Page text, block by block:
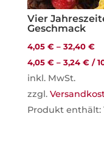
Vier
Geschmack
4,05€ –32,40€
4,05€ –3,24€ /
inkl. MwSt.
zzgl.
Produkt enthält: